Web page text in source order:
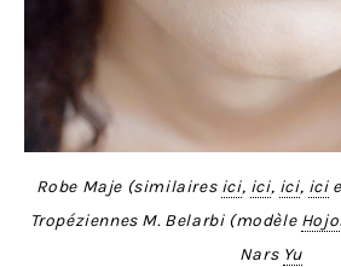
Robe Maje (similaires ici, ici, ici, ici
Tropéziennes M. Belarbi (modèle
Nars Yu